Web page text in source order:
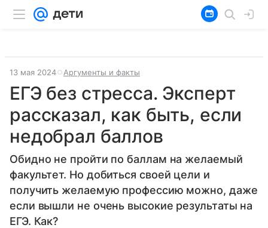
13 мая 2024 Аргументы и факты
ЕГЭ без стресса. Эксперт
рассказал, как быть, если
недобрал баллов
Обидно не пройти по баллам на желаемый
факультет. Но добиться своей цели и
получить желаемую профессию можно, даже
если вышли не очень высокие результаты на
ЕГЭ. Как?